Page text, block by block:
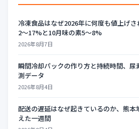
冷凍食品はなぜ2026年に何度も値上げ
2〜17%と10月味の素5〜8%
2026年8月7日
瞬間冷却パックの作り方と持続時間、
測データ
2026年8月4日
配送の遅延はなぜ起きているのか、熊本
えた一週間